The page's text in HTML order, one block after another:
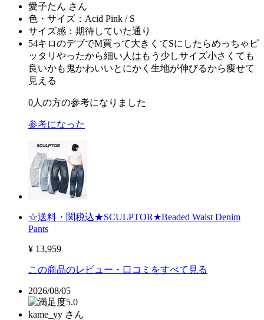
愛子たん さん
色・サイズ： Acid Pink / S
サイズ感： 期待していた通り
54キロのデブでM買って大きくてSにしたらめっちゃピ
ッタリやったから細い人はもう少しサイズ小さくても
良いかも鬼かわいいとにかく生地が伸びるから痩せて
見える
0人の方の参考になりました
参考になった
☆送料・関税込★SCULPTOR★Beaded Waist Denim
Pants
¥ 13,959
この商品のレビュー・口コミをすべて見る
2026/08/05
5.0
kame_yy さん